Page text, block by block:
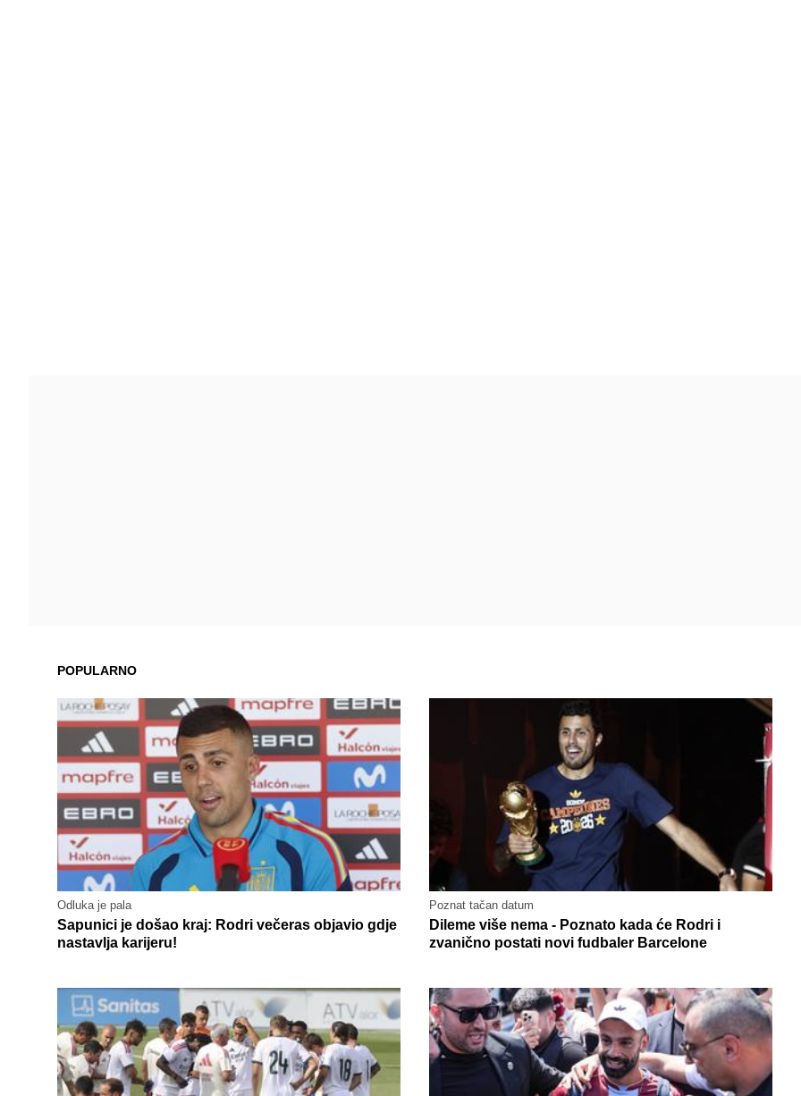
POPULARNO
Odluka je pala
Sapunici je došao kraj: Rodri večeras objavio gdje
nastavlja karijeru!
Poznat tačan datum
Dileme više nema - Poznato kada će Rodri i
zvanično postati novi fudbaler Barcelone